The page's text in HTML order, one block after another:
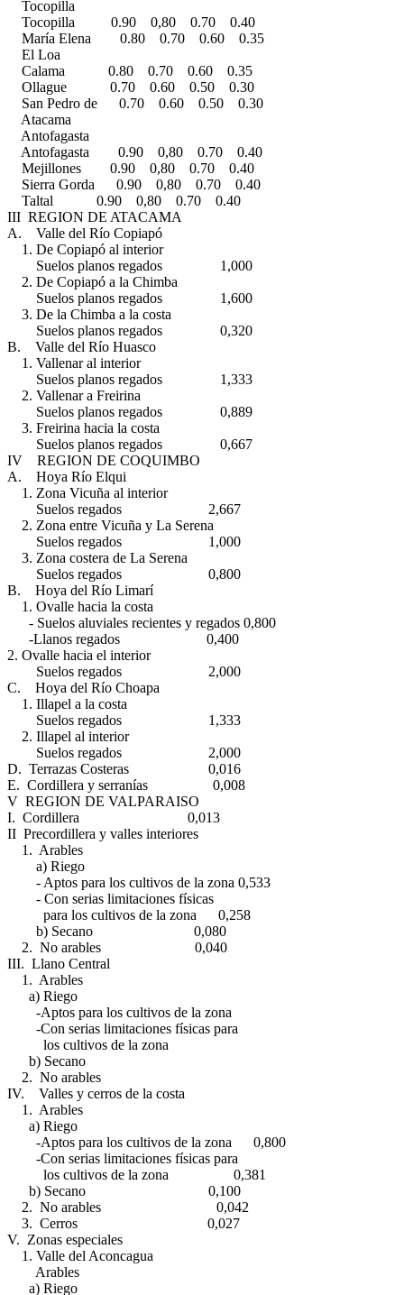
Tocopilla
Tocopilla 0.90 0,80 0.70 0.40
María Elena 0.80 0.70 0.60 0.35
El Loa
Calama 0.80 0.70 0.60 0.35
Ollague 0.70 0.60 0.50 0.30
San Pedro de 0.70 0.60 0.50 0.30
Atacama
Antofagasta
Antofagasta 0.90 0,80 0.70 0.40
Mejillones 0.90 0,80 0.70 0.40
Sierra Gorda 0.90 0,80 0.70 0.40
Taltal 0.90 0,80 0.70 0.40
III REGION DE ATACAMA
A. Valle del Río Copiapó
1. De Copiapó al interior
Suelos planos regados 1,000
2. De Copiapó a la Chimba
Suelos planos regados 1,600
3. De la Chimba a la costa
Suelos planos regados 0,320
B. Valle del Río Huasco
1. Vallenar al interior
Suelos planos regados 1,333
2. Vallenar a Freirina
Suelos planos regados 0,889
3. Freirina hacia la costa
Suelos planos regados 0,667
IV REGION DE COQUIMBO
A. Hoya Río Elqui
1. Zona Vicuña al interior
Suelos regados 2,667
2. Zona entre Vicuña y La Serena
Suelos regados 1,000
3. Zona costera de La Serena
Suelos regados 0,800
B. Hoya del Río Limarí
1. Ovalle hacia la costa
- Suelos aluviales recientes y regados 0,800
-Llanos regados 0,400
2. Ovalle hacia el interior
Suelos regados 2,000
C. Hoya del Río Choapa
1. Illapel a la costa
Suelos regados 1,333
2. Illapel al interior
Suelos regados 2,000
D. Terrazas Costeras 0,016
E. Cordillera y serranías 0,008
V REGION DE VALPARAISO
I. Cordillera 0,013
II Precordillera y valles interiores
1. Arables
a) Riego
- Aptos para los cultivos de la zona 0,533
- Con serias limitaciones físicas
para los cultivos de la zona 0,258
b) Secano 0,080
2. No arables 0,040
III. Llano Central
1. Arables
a) Riego
-Aptos para los cultivos de la zona
-Con serias limitaciones físicas para
los cultivos de la zona
b) Secano
2. No arables
IV. Valles y cerros de la costa
1. Arables
a) Riego
-Aptos para los cultivos de la zona 0,800
-Con serias limitaciones físicas para
los cultivos de la zona 0,381
b) Secano 0,100
2. No arables 0,042
3. Cerros 0,027
V. Zonas especiales
1. Valle del Aconcagua
Arables
a) Riego